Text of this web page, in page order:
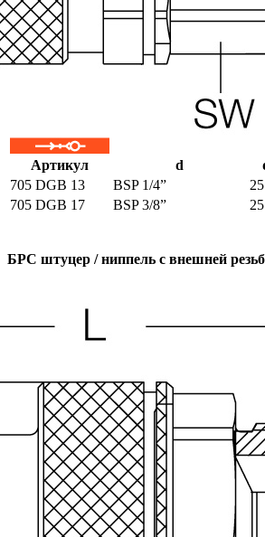
Артикул d
705 DGB 13
BSP 1/4” 25
705 DGB 17
BSP 3/8” 25
БРС штуцер / ниппель с внешней